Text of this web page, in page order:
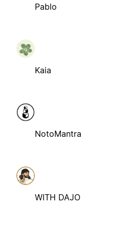
Pablo
Kaia
NotoMantra
WITH DAJO